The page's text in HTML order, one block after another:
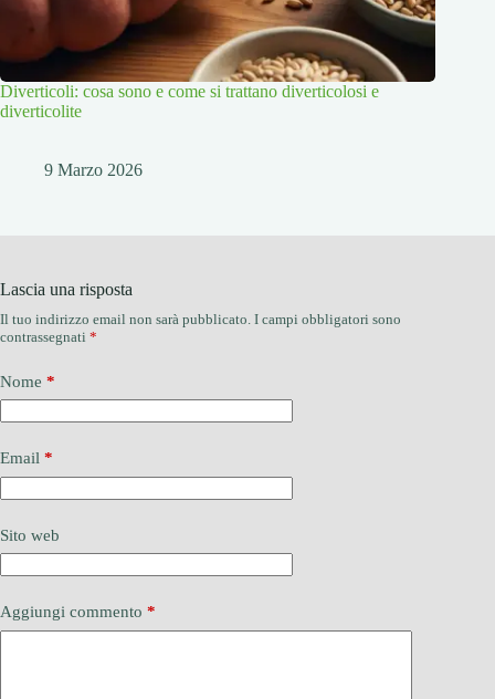
Diverticoli: cosa sono e come si trattano diverticolosi e
diverticolite
9 Marzo 2026
Lascia una risposta
Il tuo indirizzo email non sarà pubblicato. I campi obbligatori sono
contrassegnati *
Nome *
Email *
Sito web
Aggiungi commento *